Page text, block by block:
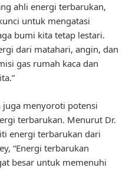
ahli energi terbarukan,
untuk mengatasi
bumi kita tetap lestari.
dari matahari, angin, dan
gas rumah kaca dan
juga menyoroti potensi
terbarukan. Menurut Dr.
energi terbarukan dari
“Energi terbarukan
besar untuk memenuhi